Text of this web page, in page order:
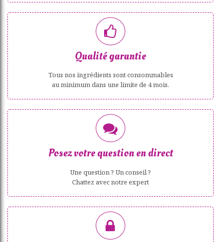
Qualité garantie
Tous nos ingrédients sont consommables
au minimum dans une limite de 4 mois.
Posez votre question en direct
Une question ? Un conseil ?
Chattez avec notre expert